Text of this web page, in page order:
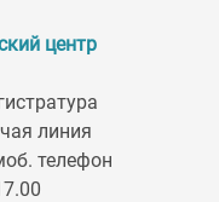
центр
линия
телефон